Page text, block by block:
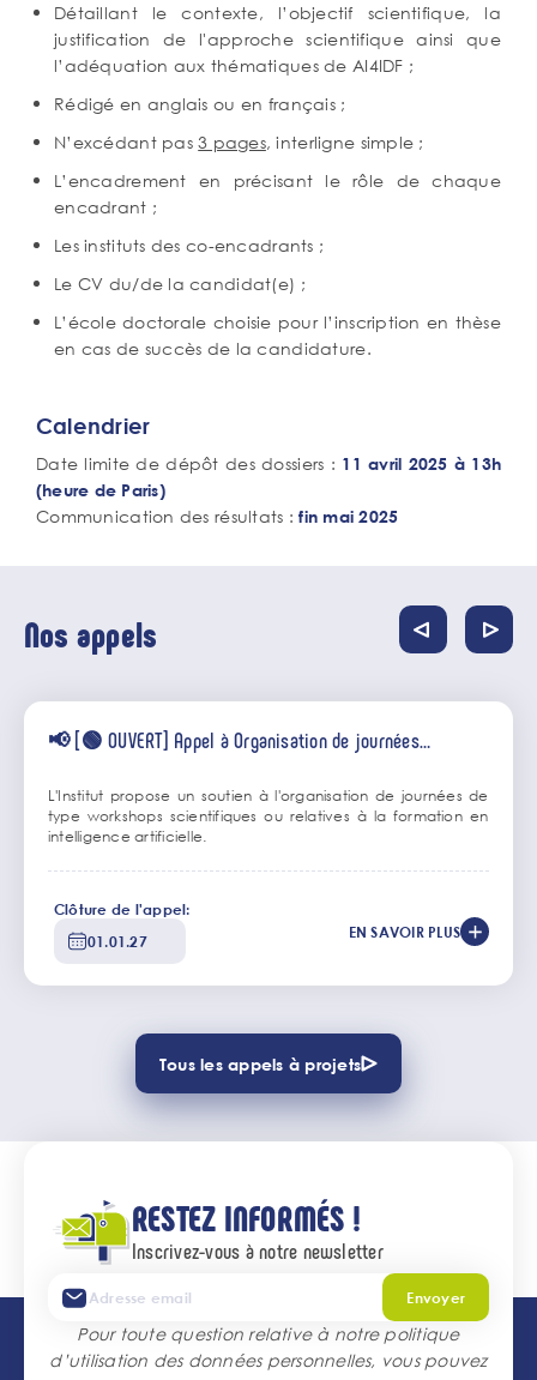
Détaillant le contexte, l’objectif scientifique, la
justification de l'approche scientifique ainsi que
l’adéquation aux thématiques de AI4IDF ;
Rédigé en anglais ou en français ;
N’excédant pas3 pages, interligne simple ;
L’encadrement en précisant le rôle de chaque
encadrant ;
Les instituts des co-encadrants ;
Le CV du/de la candidat(e) ;
L’école doctorale choisie pour l’inscription en thèse
en cas de succès de la candidature.
Calendrier
Date limite de dépôt des dossiers : 11 avril 2025 à 13h
(heure de Paris)
Communication des résultats : fin mai 2025
Nos appels
📢 [🟢 OUVERT] Appel à Organisation de journées
L'Institut propose un soutien à l'organisation de journées de
type workshops scientifiques ou relatives à la formation en
intelligence artificielle.
Clôture de l'appel:
01.01.27
EN SAVOIR PLUS
Tous les appels à projets
RESTEZ INFORMÉS !
Inscrivez-vous à notre newsletter
Envoyer
Pour toute question relative à notre politique
d’utilisation des données personnelles, vous pouvez